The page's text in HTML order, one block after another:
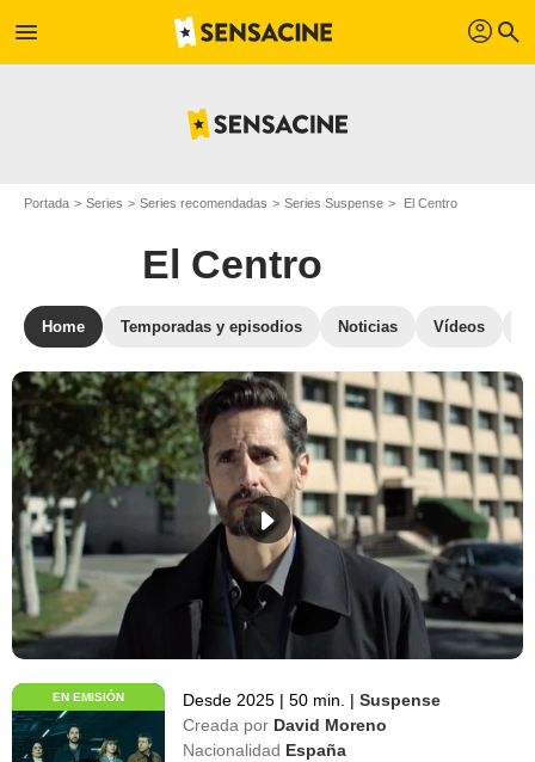
menu profil search
Portada Series Series recomendadas Series Suspense El Centro
El Centro
Home Temporadas y episodios Noticias Vídeos
EN EMISIÓN Desde 2025 | 50 min. | Suspense
Creada por David Moreno
Nacionalidad España